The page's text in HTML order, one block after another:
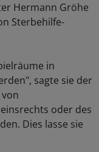
Hermann Gröhe
Sterbehilfe-
in
sagte sie der
oder des
Dies lasse sie